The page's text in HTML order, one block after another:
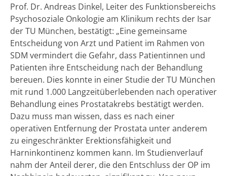
Prof. Dr. Andreas Dinkel, Leiter des Funktionsbereichs
Psychosoziale Onkologie am Klinikum rechts der Isar
der TU München, bestätigt: „Eine gemeinsame
Entscheidung von Arzt und Patient im Rahmen von
SDM vermindert die Gefahr, dass Patientinnen und
Patienten ihre Entscheidung nach der Behandlung
bereuen. Dies konnte in einer Studie der TU München
mit rund 1.000 Langzeitüberlebenden nach operativer
Behandlung eines Prostatakrebs bestätigt werden.
Dazu muss man wissen, dass es nach einer
operativen Entfernung der Prostata unter anderem
zu eingeschränkter Erektionsfähigkeit und
Harninkontinenz kommen kann. Im Studienverlauf
nahm der Anteil derer, die den Entschluss der OP im